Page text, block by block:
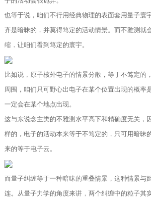
也等于说，咱们不行用经典物理的表面套用量子寰
齐是暗昧的，并莫得笃定的活动情景。而不雅测就
缩，让咱们看到笃定的寰宇。
比如说，原子核外电子的情景分散，等于不笃定的
周围，咱们只可野心出电子在某个位置出现的概率
一定会在某个地点出现。
这与东说念主类的不雅测水平高下和精确度无关，
样的，电子的活动本来等于不笃定的，只可用暗昧
来的等于电子云。
而量子纠缠等于一种暗昧的重叠情景，这种情景与
连。从量子力学的角度来讲，两个纠缠中的粒子其